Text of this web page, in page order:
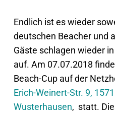
Endlich ist es wieder
deutschen Beacher und
Gäste schlagen wieder
auf. Am 07.07.2018
Beach-Cup auf der
Erich-Weinert-Str. 9,
Wusterhausen, statt.